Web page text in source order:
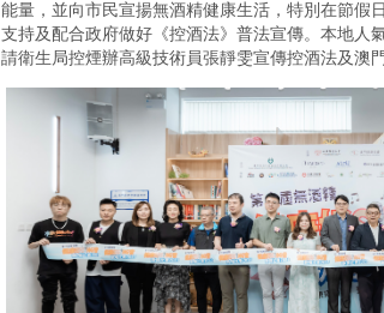
能量，並向市民宣揚無酒精健康生活，特別在節假
支持及配合政府做好《控酒法》普法宣傳。本地人
請衛生局控煙辦高級技術員張靜雯宣傳控酒法及澳